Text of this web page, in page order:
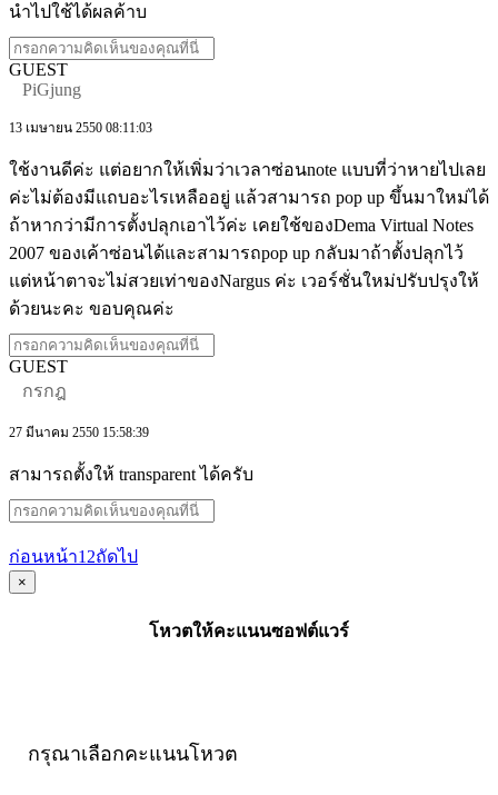
นำไปใช้ได้ผลค้าบ
GUEST
PiGjung
13 เมษายน 2550 08:11:03
ใช้งานดีค่ะ แต่อยากให้เพิ่มว่าเวลาซ่อนnote แบบที่ว่าหายไปเลย
ค่ะไม่ต้องมีแถบอะไรเหลืออยู่ แล้วสามารถ pop up ขึ้นมาใหม่ได้
ถ้าหากว่ามีการตั้งปลุกเอาไว้ค่ะ เคยใช้ของDema Virtual Notes
2007 ของเค้าซ่อนได้และสามารถpop up กลับมาถ้าตั้งปลุกไว้
แต่หน้าตาจะไม่สวยเท่าของNargus ค่ะ เวอร์ชั่นใหม่ปรับปรุงให้
ด้วยนะคะ ขอบคุณค่ะ
GUEST
กรกฎ
27 มีนาคม 2550 15:58:39
สามารถตั้งให้ transparent ได้ครับ
ก่อนหน้า1 2ถัดไป
×
โหวตให้คะแนนซอฟต์แวร์
กรุณาเลือกคะแนนโหวต